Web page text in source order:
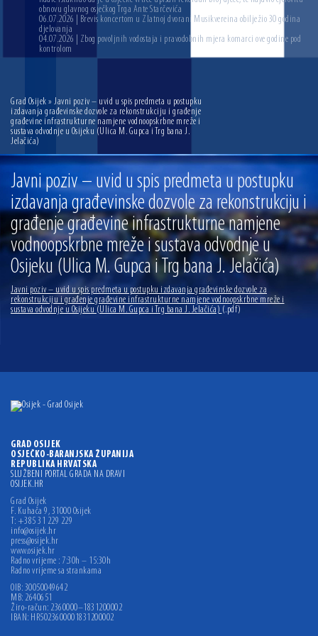
obnovu glavnog osječkog Trga Ante Starčevića
06.07.2026 | Brevis koncertom u Zlatnoj dvorani Musikvereina obilježio 30 godina
djelovanja
04.07.2026 | Zbog povoljnih vodostaja i pravodobnih mjera komarci ove godine pod
kontrolom
Grad Osijek » Javni poziv – uvid u spis predmeta u postupku
izdavanja građevinske dozvole za rekonstrukciju i građenje
građevine infrastrukturne namjene vodnoopskrbne mreže i
sustava odvodnje u Osijeku (Ulica M. Gupca i Trg bana J.
Jelačića)
Javni poziv – uvid u spis predmeta u postupku
izdavanja građevinske dozvole za rekonstrukciju i
građenje građevine infrastrukturne namjene
vodnoopskrbne mreže i sustava odvodnje u
Osijeku (Ulica M. Gupca i Trg bana J. Jelačića)
Javni poziv – uvid u spis predmeta u postupku izdavanja građevinske dozvole za
rekonstrukciju i građenje građevine infrastrukturne namjene vodnoopskrbne mreže i
sustava odvodnje u Osijeku (Ulica M. Gupca i Trg bana J. Jelačića) (.pdf)
GRAD OSIJEK
OSJEČKO-BARANJSKA ŽUPANIJA
REPUBLIKA HRVATSKA
SLUŽBENI PORTAL GRADA NA DRAVI
OSIJEK.HR
Grad Osijek
F. Kuhača 9, 31000 Osijek
T: +385 31 229 229
info@osijek.hr
press@osijek.hr
www.osijek.hr
Radno vrijeme : 7:30h – 15:30h
Radno vrijeme sa strankama
OIB: 30050049642
MB: 2640651
Žiro-račun: 2360000–1831200002
IBAN: HR5023600001831200002